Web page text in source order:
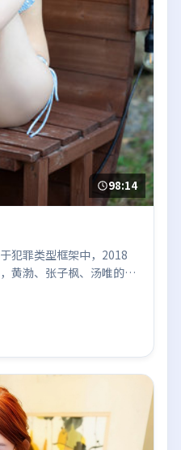
98:14
犯罪类型框架中，2018
黄渤、张子枫、汤唯的台
泰国都市与冷色调摄影。